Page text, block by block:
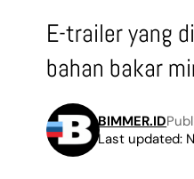
E-trailer yang
bahan bakar
Last updated:
BIMMER.ID